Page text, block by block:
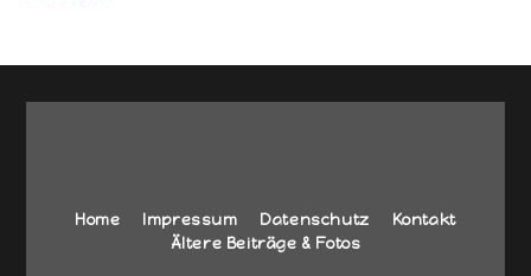
Home Impressum Datenschutz
Kontakt
Ältere Beiträge & Fotos